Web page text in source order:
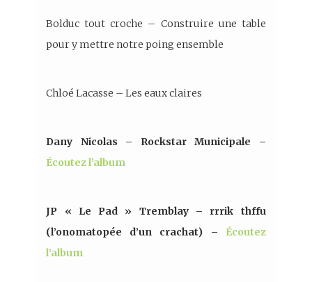
Bolduc tout croche – Construire une table
pour y mettre notre poing ensemble
Chloé Lacasse – Les eaux claires
Dany Nicolas – Rockstar Municipale –
Écoutez l’album
JP « Le Pad » Tremblay – rrrik thffu
(l’onomatopée d’un crachat) – Écoutez
l’album